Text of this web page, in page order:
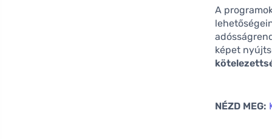
A
képet
NÉZD MEG: